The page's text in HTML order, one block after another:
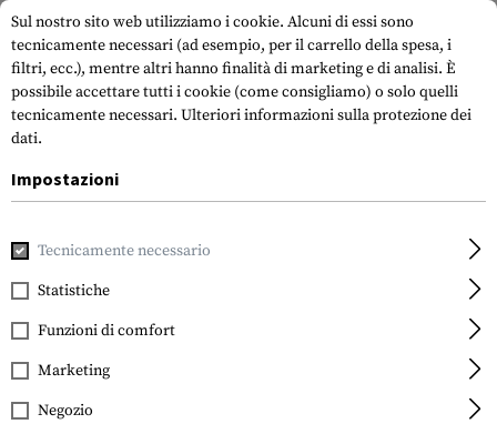
Frontline
NG Flashlight Holder
Sul nostro sito web utilizziamo i cookie. Alcuni di essi sono
tecnicamente necessari (ad esempio, per il carrello della spesa, i
filtri, ecc.), mentre altri hanno finalità di marketing e di analisi. È
possibile accettare tutti i cookie (come consigliamo) o solo quelli
tecnicamente necessari. Ulteriori informazioni sulla protezione dei
dati.
Impostazioni
Tecnicamente necessario
Statistiche
Funzioni di comfort
Marketing
Negozio